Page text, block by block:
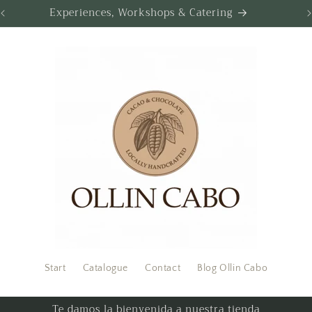
Experiences, Workshops & Catering
Start Catalogue Contact Blog Ollin Cabo